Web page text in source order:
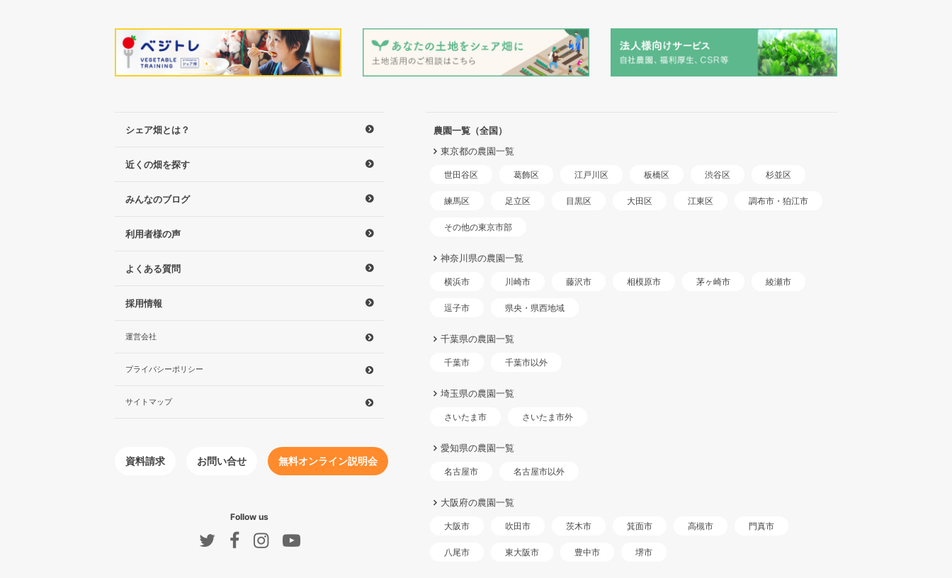
シェア畑とは？
近くの畑を探す
みんなのブログ
利用者様の声
よくある質問
採用情報
運営会社
プライバシーポリシー
サイトマップ
資料請求 お問い合せ 無料オンライン説明会
Follow us
農園一覧（全国）
東京都の農園一覧
世田谷区 葛飾区 江戸川区 板橋区 渋谷区 杉並区
練馬区 足立区 目黒区 大田区 江東区 調布市・狛江市
その他の東京市部
神奈川県の農園一覧
横浜市 川崎市 藤沢市 相模原市 茅ヶ崎市 綾瀬市
逗子市 県央・県西地域
千葉県の農園一覧
千葉市 千葉市以外
埼玉県の農園一覧
さいたま市 さいたま市外
愛知県の農園一覧
名古屋市 名古屋市以外
大阪府の農園一覧
大阪市 吹田市 茨木市 箕面市 高槻市 門真市
八尾市 東大阪市 豊中市 堺市